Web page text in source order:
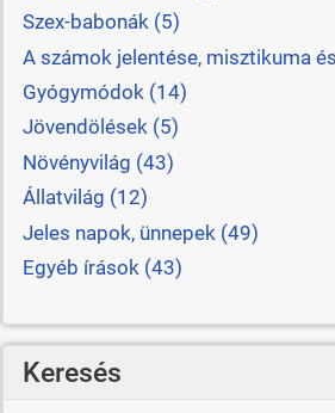
Szex-babonák (5)
A számok jelentése, misztikuma
Gyógymódok (14)
Jövendölések (5)
Növényvilág (43)
Állatvilág (12)
Jeles napok, ünnepek (49)
Egyéb írások (43)
Keresés